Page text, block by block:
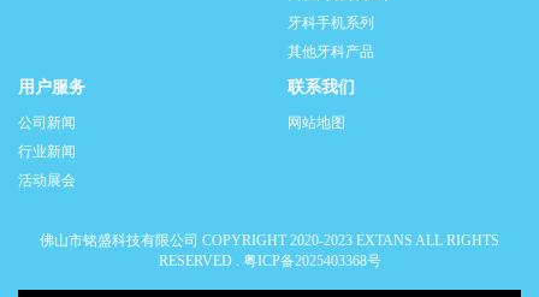
牙科手机系列
其他牙科产品
用户服务
公司新闻
行业新闻
活动展会
联系我们
网站地图
佛山市铭盛科技有限公司 COPYRIGHT 2020-2023 EXTANS ALL RIGHTS
RESERVED . 粤ICP备2025403368号